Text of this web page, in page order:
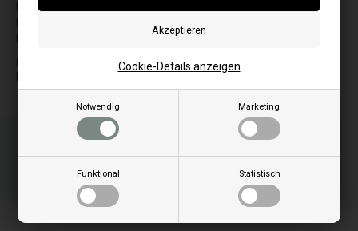
Notwendig Marketing
Funktional Statistisch
Cookie-Details anzeigen
Esprit 490
S
Bestellen Sie Ihre Artikel vor 15:00 Uhr
Schnelle Lieferung - Paketnummer an E-Mail
Alle Preise inkl. MwSt